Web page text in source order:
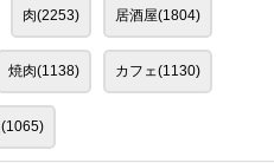
肉(2253) 居酒屋(1804)
焼肉(1138) カフェ(1130)